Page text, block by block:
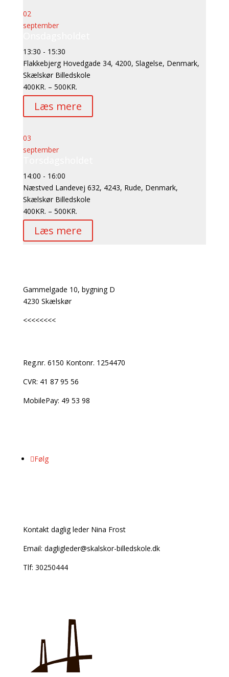
02
september
13:30 - 15:30
Flakkebjerg Hovedgade 34, 4200, Slagelse, Denmark,
Skælskør Billedskole
400KR. – 500KR.
Læs mere
03
september
14:00 - 16:00
Næstved Landevej 632, 4243, Rude, Denmark,
Skælskør Billedskole
400KR. – 500KR.
Læs mere
Gammelgade 10, bygning D
4230 Skælskør
<<<<<<<<
Reg.nr. 6150 Kontonr. 1254470
CVR: 41 87 95 56
MobilePay: 49 53 98
Følg
Kontakt daglig leder Nina Frost
Email: dagligleder@skalskor-billedskole.dk
Tlf: 30250444